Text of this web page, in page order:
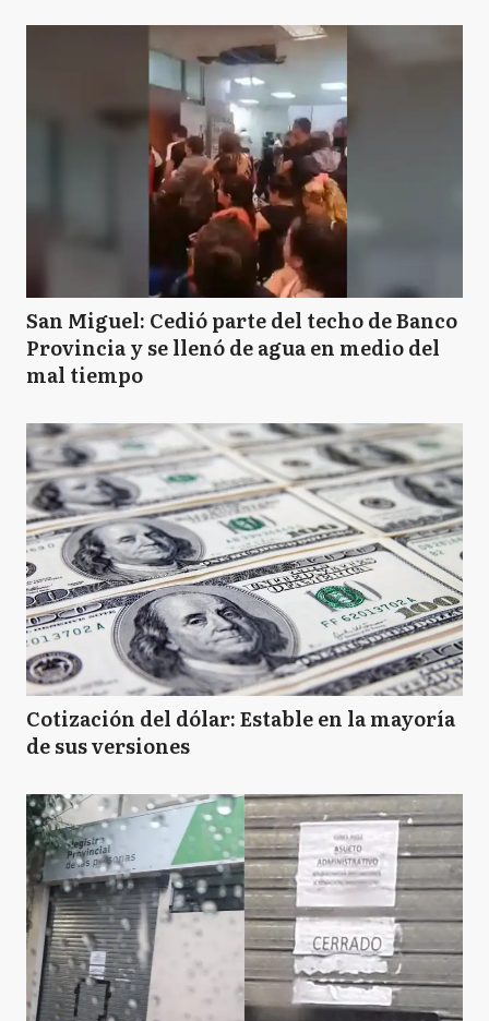
San Miguel: Cedió parte del techo de Banco
Provincia y se llenó de agua en medio del
mal tiempo
Cotización del dólar: Estable en la mayoría
de sus versiones